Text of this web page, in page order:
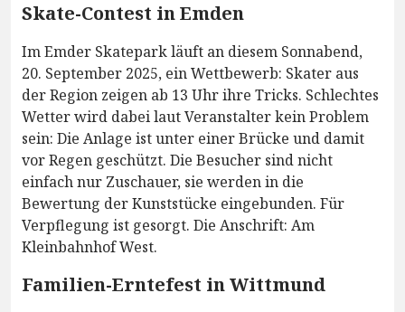
Skate-Contest in Emden
Im Emder Skatepark läuft an diesem Sonnabend,
20. September 2025, ein Wettbewerb: Skater aus
der Region zeigen ab 13 Uhr ihre Tricks. Schlechtes
Wetter wird dabei laut Veranstalter kein Problem
sein: Die Anlage ist unter einer Brücke und damit
vor Regen geschützt. Die Besucher sind nicht
einfach nur Zuschauer, sie werden in die
Bewertung der Kunststücke eingebunden. Für
Verpflegung ist gesorgt. Die Anschrift: Am
Kleinbahnhof West.
Familien-Erntefest in Wittmund